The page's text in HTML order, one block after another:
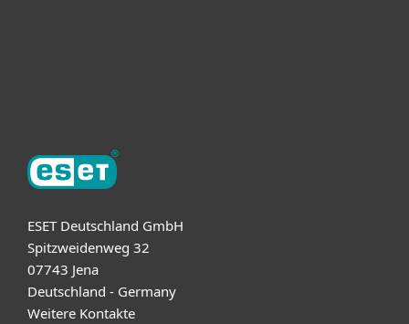
ESET Deutschland GmbH
Spitzweidenweg 32
07743 Jena
Deutschland - Germany
Weitere Kontakte